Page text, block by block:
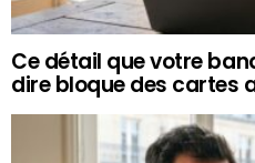
Ce détail que votre
dire bloque des cartes